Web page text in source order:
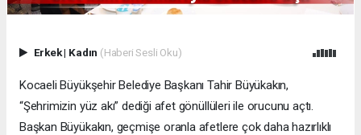
Erkek| Kadın (Haberi Sesli Oku)
Kocaeli Büyükşehir Belediye Başkanı Tahir Büyükakın,
“Şehrimizin yüz akı” dediği afet gönüllüleri ile orucunu açtı.
Başkan Büyükakın, geçmişe oranla afetlere çok daha hazırlıklı